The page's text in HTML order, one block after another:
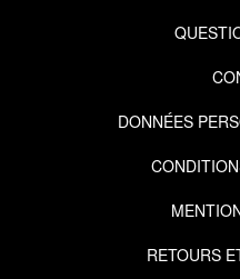
DONNÉES
RETOURS